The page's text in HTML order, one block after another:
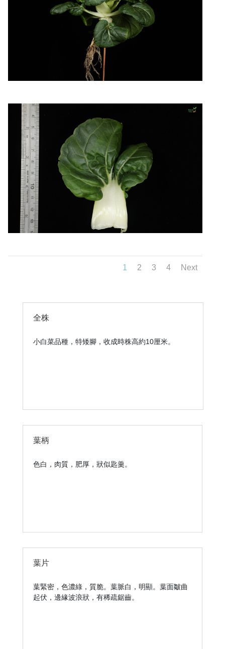
1 2 3 4 Next
全株
小白菜品種，特矮腳，收成時株高約10厘米。
葉柄
色白，肉質，肥厚，狀似匙羹。
葉片
葉緊密，色濃綠，質脆。葉脈白，明顯。葉面皺曲
起伏，邊緣波浪狀，有稀疏鋸齒。